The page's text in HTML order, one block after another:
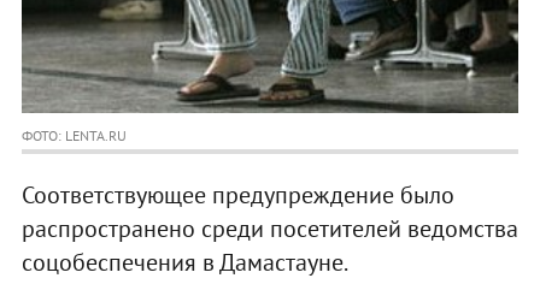
ФОТО: LENTA.RU
Соответствующее предупреждение было
распространено среди посетителей ведомства
соцобеспечения в Дамастауне.